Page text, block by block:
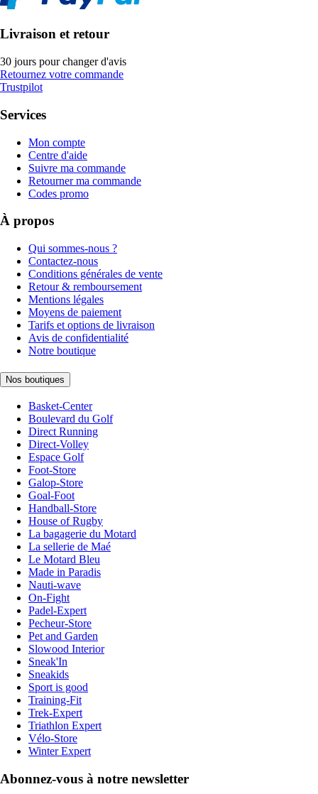
Livraison et retour
30 jours pour changer d'avis
Retournez votre commande
Trustpilot
Services
Mon compte
Centre d'aide
Suivre ma commande
Retourner ma commande
Codes promo
À propos
Qui sommes-nous ?
Contactez-nous
Conditions générales de vente
Retour & remboursement
Mentions légales
Moyens de paiement
Tarifs et options de livraison
Avis de confidentialité
Notre boutique
Nos boutiques
Basket-Center
Boulevard du Golf
Direct Running
Direct-Volley
Espace Golf
Foot-Store
Galop-Store
Goal-Foot
Handball-Store
House of Rugby
La bagagerie du Motard
La sellerie de Maé
Le Motard Bleu
Made in Paradis
Nauti-wave
On-Fight
Padel-Expert
Pecheur-Store
Pet and Garden
Slowood Interior
Sneak'In
Sneakids
Sport is good
Training-Fit
Trek-Expert
Triathlon Expert
Vélo-Store
Winter Expert
Abonnez-vous à notre newsletter